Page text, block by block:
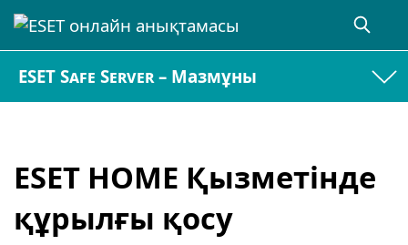
ESET Safe Server – Мазмұны
ESET HOME Қызметінде
құрылғы қосу